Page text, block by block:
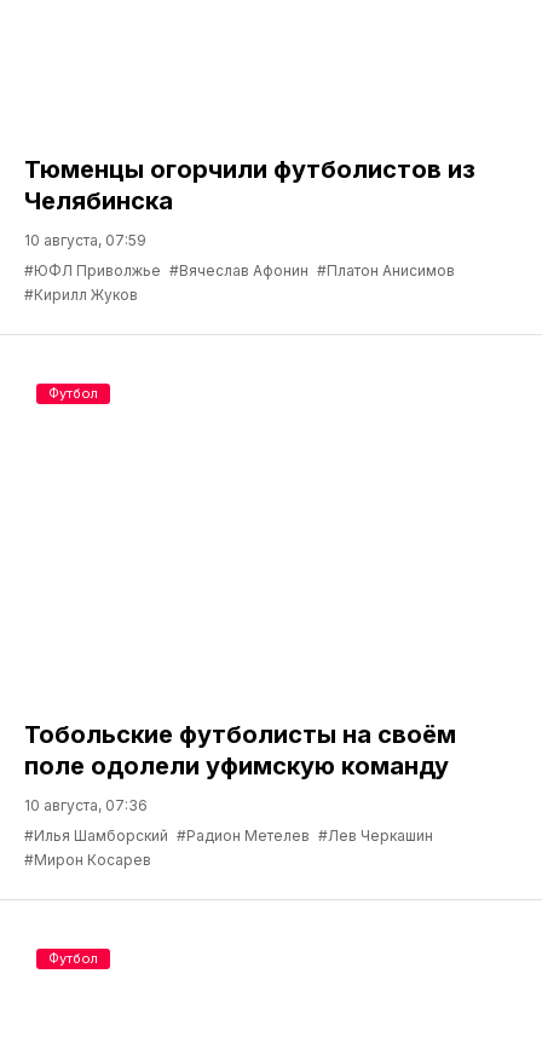
Тюменцы огорчили футболистов из
Челябинска
10 августа, 07:59
#ЮФЛ Приволжье #Вячеслав Афонин #Платон Анисимов
#Кирилл Жуков
Тобольские футболисты на своём
поле одолели уфимскую команду
10 августа, 07:36
#Илья Шамборский #Радион Метелев #Лев Черкашин
#Мирон Косарев
Футбол
Футбол